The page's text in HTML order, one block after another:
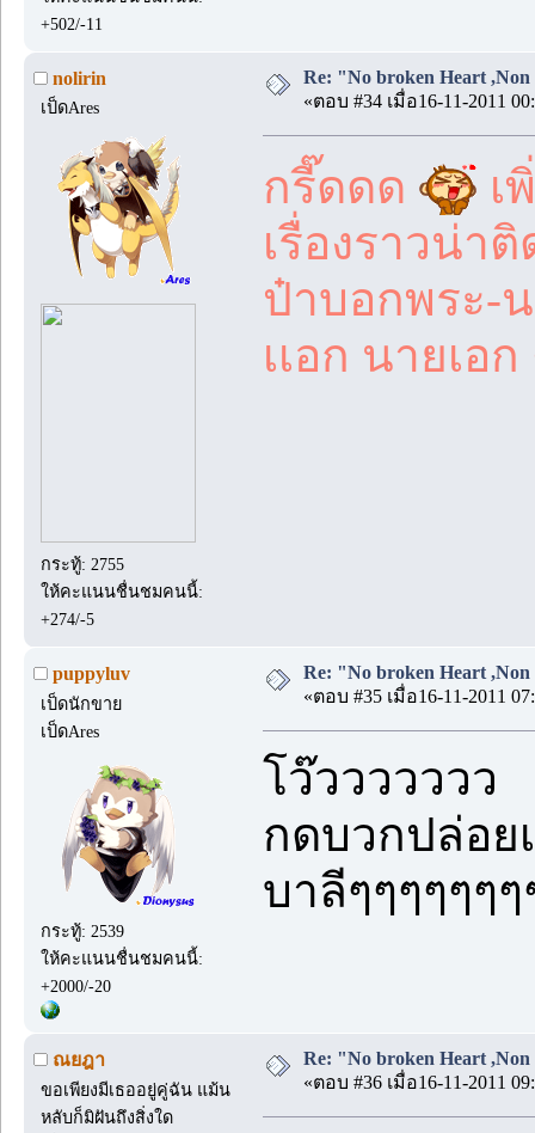
+502/-11
nolirin
เป็ดAres
กระทู้: 2755
ให้คะแนนชื่นชมคนนี้:
+274/-5
Re: "No broken Heart ,Non
«ตอบ #34 เมื่อ16-11-2011
กรี๊ดดด
เ
เรื่องราวน่า
ป๋าบอกพระ-
เเอก นายเอ
puppyluv
เป็ดนักขาย
เป็ดAres
กระทู้: 2539
ให้คะแนนชื่นชมคนนี้:
+2000/-20
Re: "No broken Heart ,Non
«ตอบ #35 เมื่อ16-11-2011
โว๊ววววววว
กดบวกปล่อย
บาลีๆๆๆๆๆๆ
ณยฎา
ขอเพียงมีเธออยู่คู่ฉัน แม้น
หลับก็มิฝันถึงสิ่งใด
Re: "No broken Heart ,Non
«ตอบ #36 เมื่อ16-11-2011